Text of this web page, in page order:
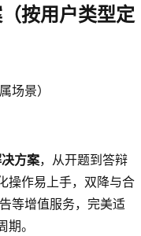
按用户类型定
场景）
方案，从开题到答辩
操作易上手，双降与合
等增值服务，完美适
期。